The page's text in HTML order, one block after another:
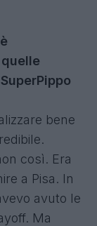
bene
così. Era
a Pisa. In
avuto le
Ma